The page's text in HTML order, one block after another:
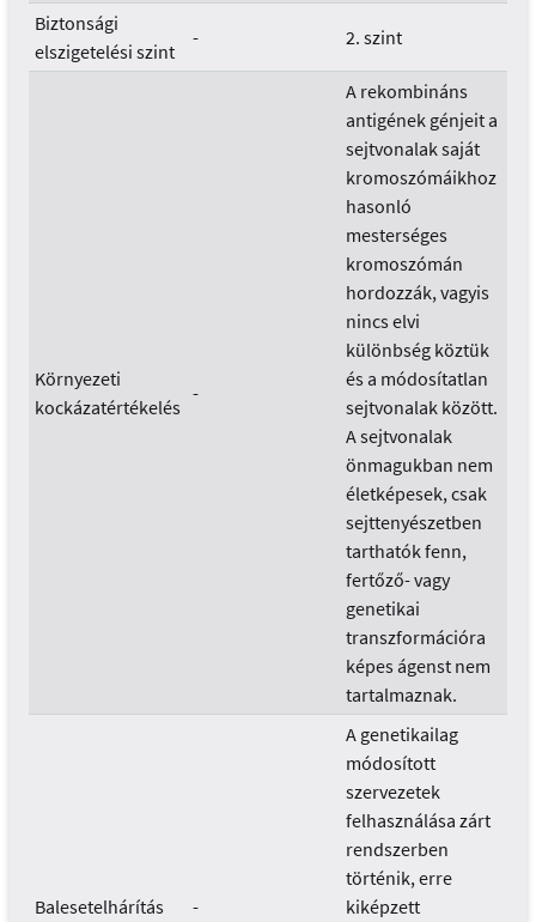
Biztonsági
elszigetelési szint
- 2. szint
Környezeti
kockázatértékelés
-
A rekombináns
antigének génjeit a
sejtvonalak saját
kromoszómáikhoz
hasonló
mesterséges
kromoszómán
hordozzák, vagyis
nincs elvi
különbség köztük
és a módosítatlan
sejtvonalak között.
A sejtvonalak
önmagukban nem
életképesek, csak
sejttenyészetben
tarthatók fenn,
fertőző- vagy
genetikai
transzformációra
képes ágenst nem
tartalmaznak.
Balesetelhárítás -
A genetikailag
módosított
szervezetek
felhasználása zárt
rendszerben
történik, erre
kiképzett